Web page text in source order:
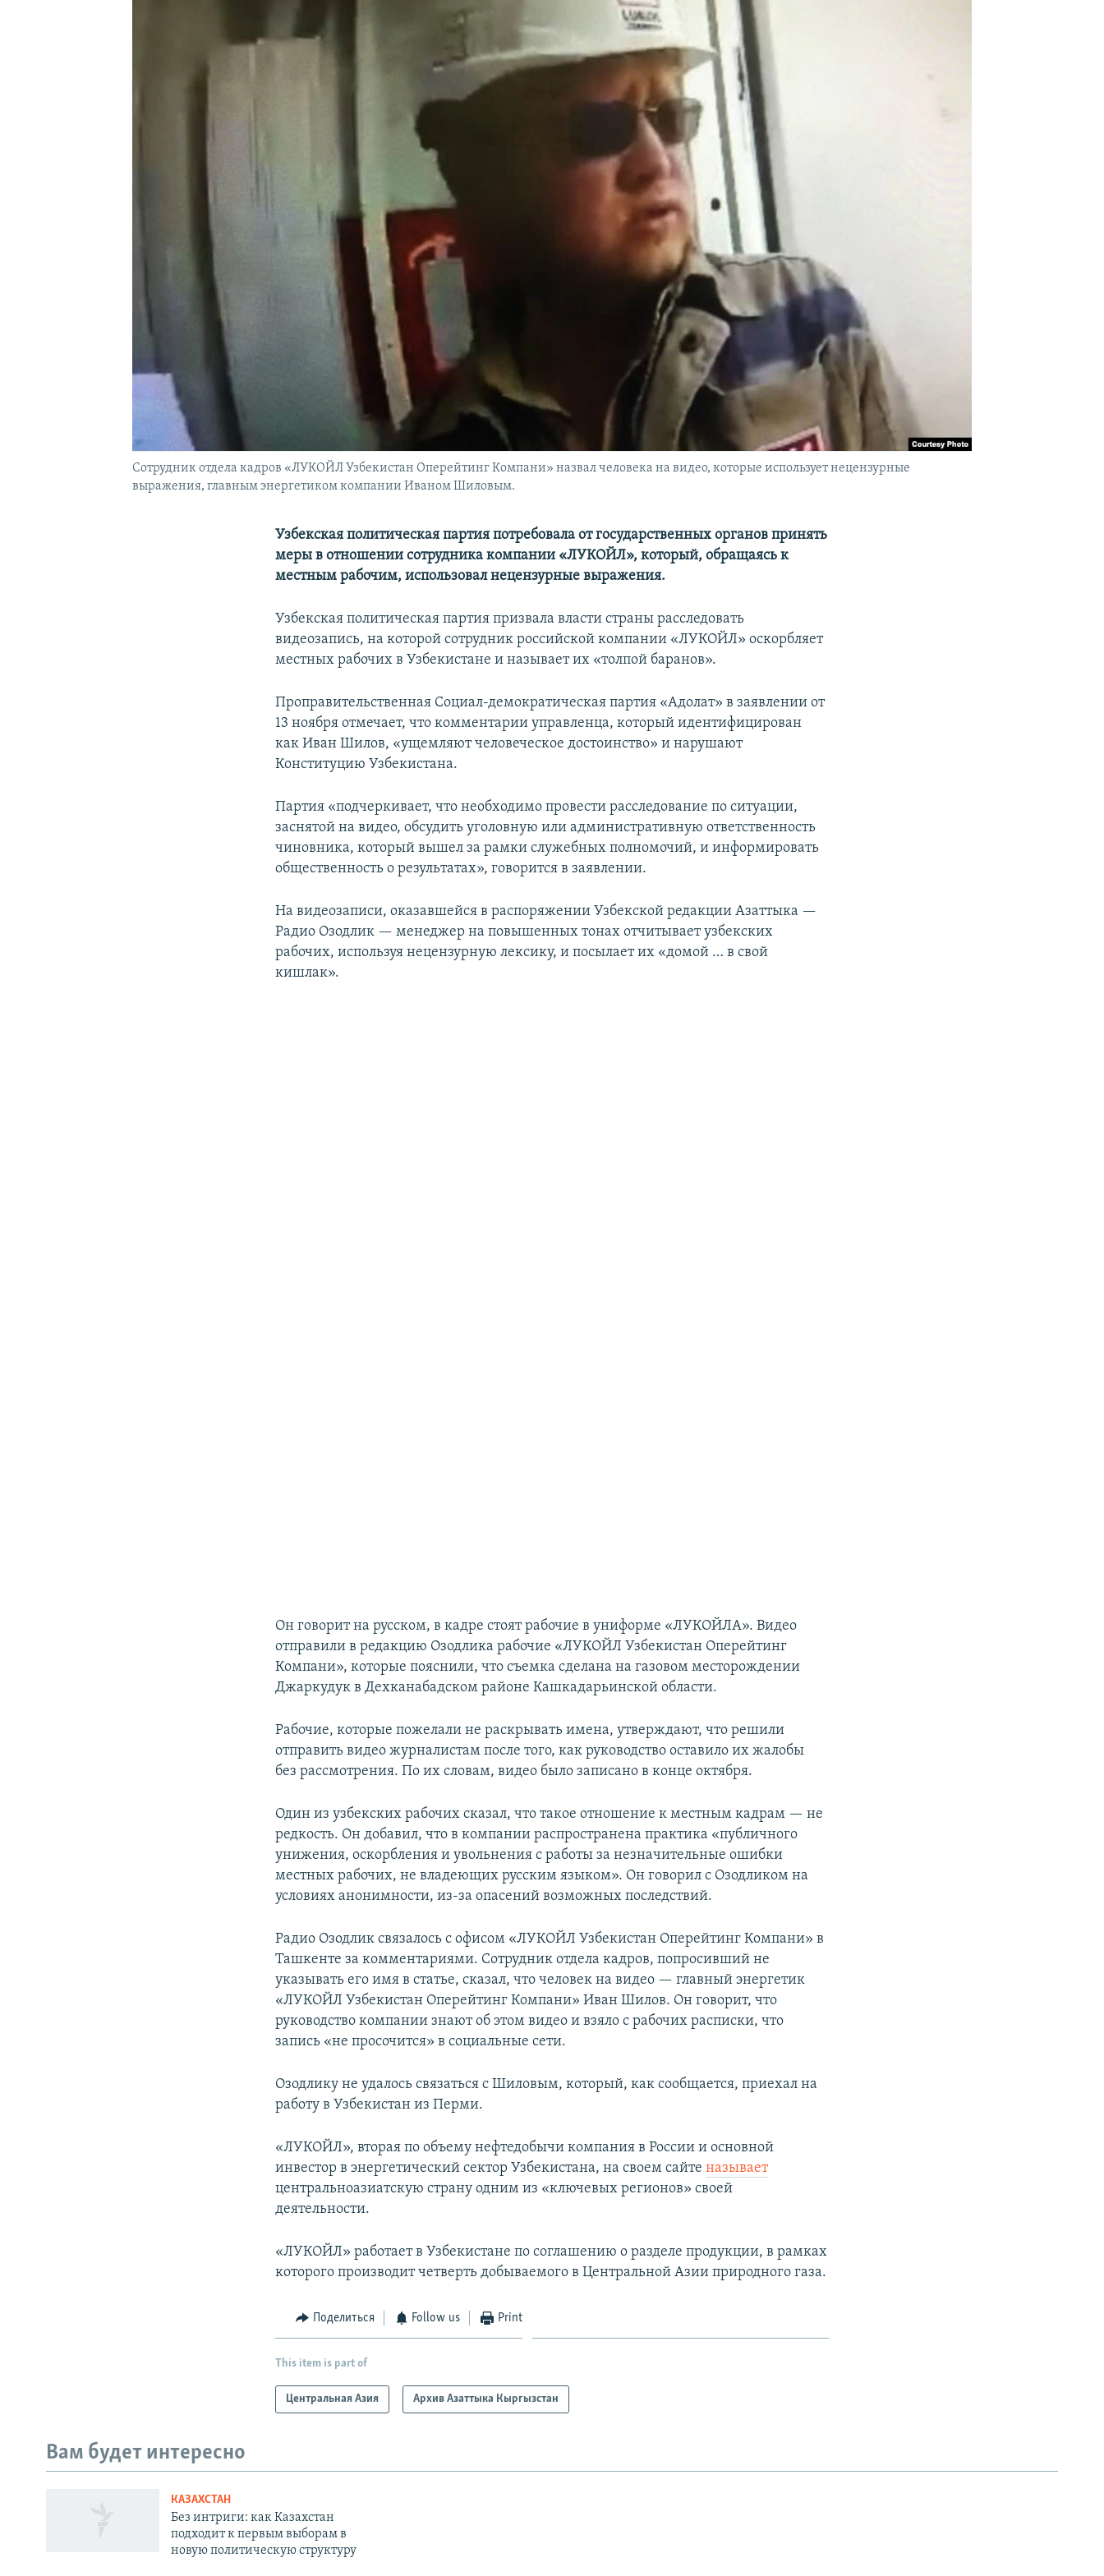
Сотрудник отдела кадров «ЛУКОЙЛ Узбекистан Оперейтинг Компани» назвал человека на видео, которые использует нецензурные
выражения, главным энергетиком компании Иваном Шиловым.
Узбекская политическая партия потребовала от государственных органов принять
меры в отношении сотрудника компании «ЛУКОЙЛ», который, обращаясь к
местным рабочим, использовал нецензурные выражения.
Узбекская политическая партия призвала власти страны расследовать
видеозапись, на которой сотрудник российской компании «ЛУКОЙЛ» оскорбляет
местных рабочих в Узбекистане и называет их «толпой баранов».
Проправительственная Социал-демократическая партия «Адолат» в заявлении от
13 ноября отмечает, что комментарии управленца, который идентифицирован
как Иван Шилов, «ущемляют человеческое достоинство» и нарушают
Конституцию Узбекистана.
Партия «подчеркивает, что необходимо провести расследование по ситуации,
заснятой на видео, обсудить уголовную или административную ответственность
чиновника, который вышел за рамки служебных полномочий, и информировать
общественность о результатах», говорится в заявлении.
На видеозаписи, оказавшейся в распоряжении Узбекской редакции Азаттыка —
Радио Озодлик — менеджер на повышенных тонах отчитывает узбекских
рабочих, используя нецензурную лексику, и посылает их «домой … в свой
кишлак».
Он говорит на русском, в кадре стоят рабочие в униформе «ЛУКОЙЛА». Видео
отправили в редакцию Озодлика рабочие «ЛУКОЙЛ Узбекистан Оперейтинг
Компани», которые пояснили, что съемка сделана на газовом месторождении
Джаркудук в Дехканабадском районе Кашкадарьинской области.
Рабочие, которые пожелали не раскрывать имена, утверждают, что решили
отправить видео журналистам после того, как руководство оставило их жалобы
без рассмотрения. По их словам, видео было записано в конце октября.
Один из узбекских рабочих сказал, что такое отношение к местным кадрам — не
редкость. Он добавил, что в компании распространена практика «публичного
унижения, оскорбления и увольнения с работы за незначительные ошибки
местных рабочих, не владеющих русским языком». Он говорил с Озодликом на
условиях анонимности, из-за опасений возможных последствий.
Радио Озодлик связалось с офисом «ЛУКОЙЛ Узбекистан Оперейтинг Компани» в
Ташкенте за комментариями. Сотрудник отдела кадров, попросивший не
указывать его имя в статье, сказал, что человек на видео — главный энергетик
«ЛУКОЙЛ Узбекистан Оперейтинг Компани» Иван Шилов. Он говорит, что
руководство компании знают об этом видео и взяло с рабочих расписки, что
запись «не просочится» в социальные сети.
Озодлику не удалось связаться с Шиловым, который, как сообщается, приехал на
работу в Узбекистан из Перми.
«ЛУКОЙЛ», вторая по объему нефтедобычи компания в России и основной
инвестор в энергетический сектор Узбекистана, на своем сайтеназывает
центральноазиатскую страну одним из «ключевых регионов» своей
деятельности.
«ЛУКОЙЛ» работает в Узбекистане по соглашению о разделе продукции, в рамках
которого производит четверть добываемого в Центральной Азии природного газа.
Поделиться Follow us Print
This item is part of
Центральная Азия Архив Азаттыка Кыргызстан
Вам будет интересно
КАЗАХСТАН
Без интриги: как Казахстан
подходит к первым выборам в
новую политическую структуру